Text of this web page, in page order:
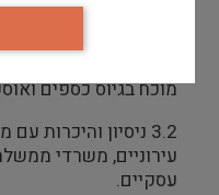
מוכח בגיוס כספים
3.2 ניסיון והיכרות
עירוניים, משרדי
עסקיים.